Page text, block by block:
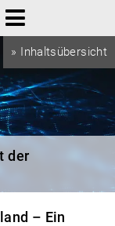
» Inhaltsübersicht
Menü
der
– Ein